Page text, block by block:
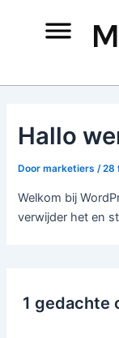
Hallo
Doormarketiers/28
Welkom bij
verwijder het en
1 gedachte